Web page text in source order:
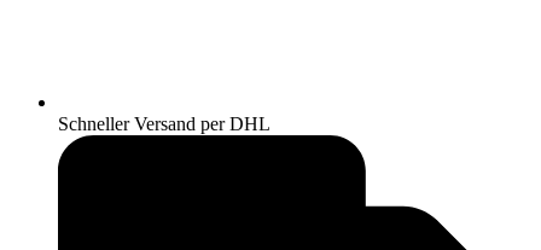
Schneller Versand per DHL